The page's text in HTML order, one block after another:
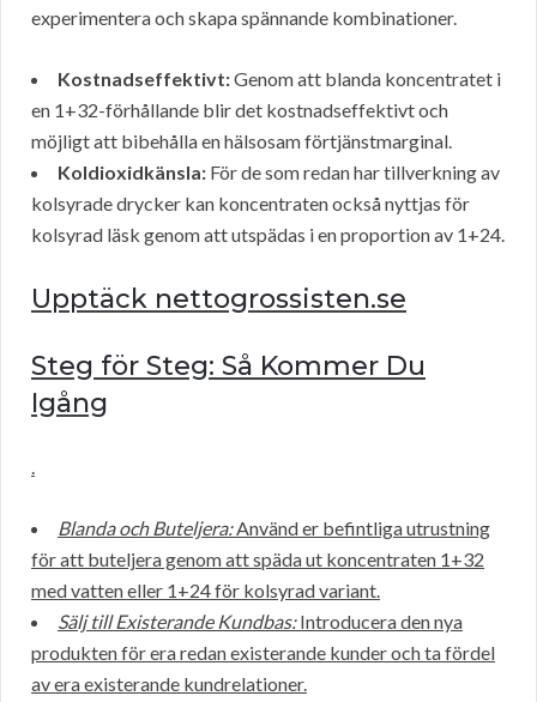
experimentera och skapa spännande kombinationer.
Kostnadseffektivt:Genom att blanda koncentratet i
en 1+32-förhållande blir det kostnadseffektivt och
möjligt att bibehålla en hälsosam förtjänstmarginal.
Koldioxidkänsla: För de som redan har tillverkning av
kolsyrade drycker kan koncentraten också nyttjas för
kolsyrad läsk genom att utspädas i en proportion av 1+24.
Upptäck nettogrossisten.se
Steg för Steg: Så Kommer Du
Igång
.
Blanda och Buteljera:Använd er befintliga utrustning
för att buteljera genom att späda ut koncentraten 1+32
med vatten eller 1+24 för kolsyrad variant.
Sälj till Existerande Kundbas:Introducera den nya
produkten för era redan existerande kunder och ta fördel
av era existerande kundrelationer.